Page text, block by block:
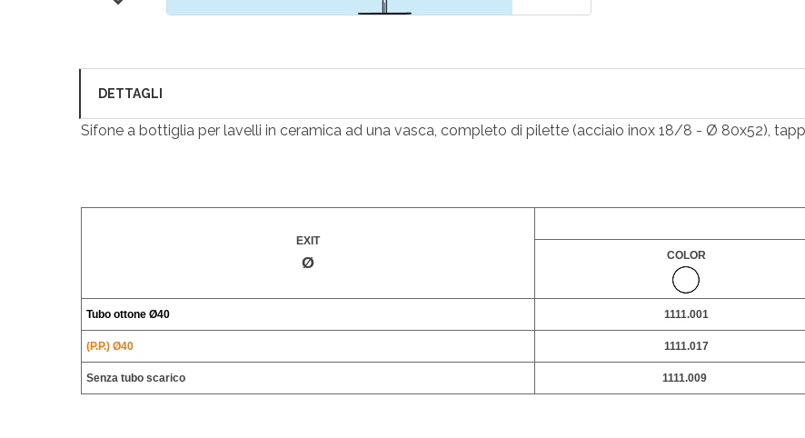
DETTAGLI
Sifone a bottiglia per lavelli in ceramica ad una vasca, completo di pilette (acciaio inox 18/8 - Ø 80x52),
EXIT
Ø COLOR
Tubo ottone Ø40 1111.001
(P.P.) Ø40 1111.017
Senza tubo scarico 1111.009